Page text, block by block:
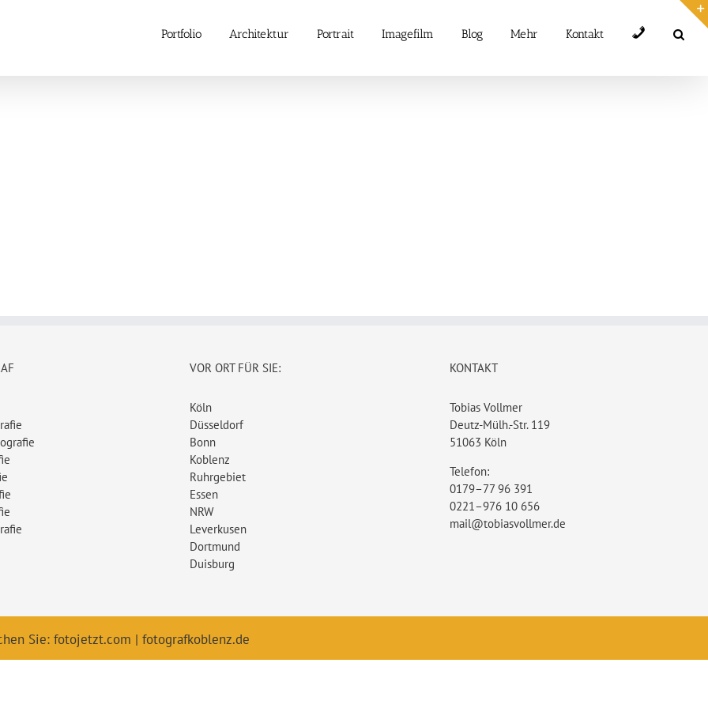
Portfolio Architektur Portrait Imagefilm Blog Mehr Kontakt Telefon
VOR ORT FÜR SIE:
Köln
Düsseldorf
Bonn
Koblenz
Ruhrgebiet
Essen
NRW
Leverkusen
Dortmund
Duisburg
KONTAKT
Tobias Vollmer
Deutz-Mülh.-Str. 119
51063 Köln
Telefon:
0179–77 96 391
0221–976 10 656
mail@tobiasvollmer.de
Sie: fotojetzt.com | fotografkoblenz.de